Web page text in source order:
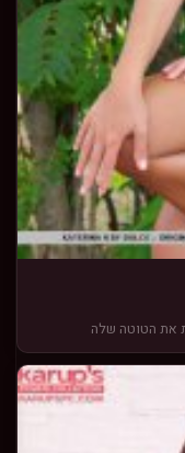
את הטוטה שלה